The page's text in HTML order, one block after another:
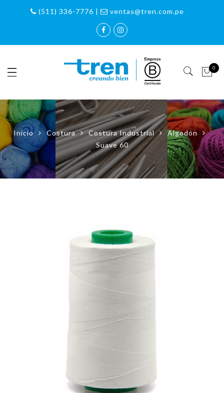
(511) 336-7776 | ventas@tren.com.pe
0
Inicio Costura Costura Industrial
Algodón
Suave 60